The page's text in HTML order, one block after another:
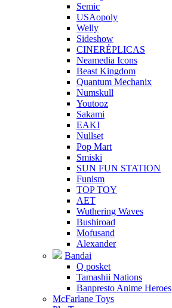
Semic
USAopoly
Welly
Sideshow
CINERÉPLICAS
Neamedia Icons
Beast Kingdom
Quantum Mechanix
Numskull
Youtooz
Sakami
EAKI
Nullset
Pop Mart
Smiski
SUN FUN STATION
Funism
TOP TOY
AET
Wuthering Waves
Bushiroad
Mofusand
Alexander
Bandai
Q posket
Tamashii Nations
Banpresto Anime Heroes
McFarlane Toys